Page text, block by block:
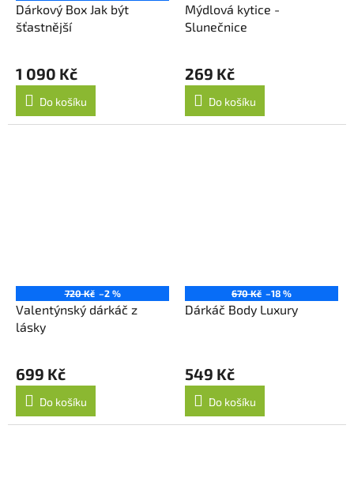
Dárkový Box Jak být
šťastnější
1 090 Kč
Do košíku
Mýdlová kytice -
Slunečnice
269 Kč
Do košíku
720 Kč –2 %
Valentýnský dárkáč z
lásky
699 Kč
Do košíku
670 Kč –18 %
Dárkáč Body Luxury
549 Kč
Do košíku